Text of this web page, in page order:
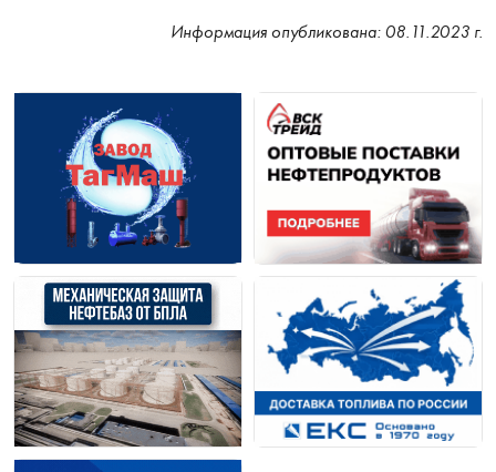
Информация опубликована: 08.11.2023 г.